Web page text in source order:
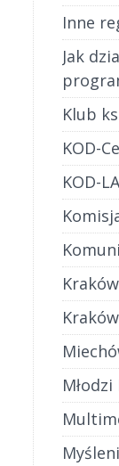
Inne
Jak
Klub
KOD-
KOD-
Kraków
Młodzi